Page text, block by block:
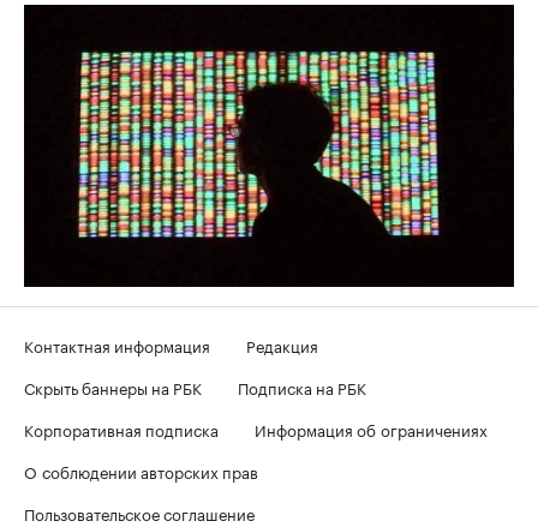
Контактная информация
Редакция
Скрыть баннеры на РБК
Подписка на РБК
Корпоративная подписка
Информация об ограничениях
О соблюдении авторских прав
Пользовательское соглашение